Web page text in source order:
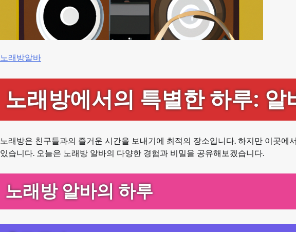
노래방알바
노래방에서의 특별한 하루: 알
노래방은 친구들과의 즐거운 시간을 보내기에 최적의 장소입니다. 하지만 이곳에
있습니다. 오늘은 노래방 알바의 다양한 경험과 비밀을 공유해보겠습니다.
노래방 알바의 하루